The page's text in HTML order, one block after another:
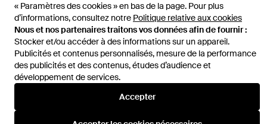
« Paramètres des cookies » en bas de la page. Pour plus
d’informations, consultez notre Politique relative aux cookies
Nous et nos partenaires traitons vos données afin de fournir :
Stocker et/ou accéder à des informations sur un appareil.
Publicités et contenus personnalisés, mesure de la performance
des publicités et des contenus, études d’audience et
développement de services.
Accepter